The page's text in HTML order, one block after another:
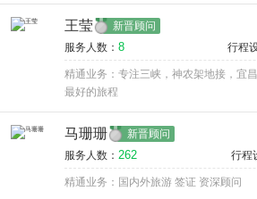
王莹 新晋顾问
服务人数： 8 行程
精通业务：专注三峡，神农架地接，宜
最好的旅程
马珊珊 新晋顾问
服务人数： 262 行程
精通业务：国内外旅游 签证 资深顾问